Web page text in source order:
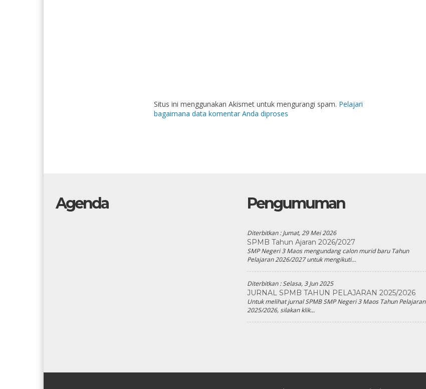
Situs ini menggunakan Akismet untuk mengurangi spam. Pelajari
bagaimana data komentar Anda diproses
Agenda Pengumuman
Diterbitkan :Jumat, 29 Mei 2026
SPMB Tahun Ajaran 2026/2027
SMP Negeri 3 Maos mengundang calon murid baru Tahun
Pelajaran 2026/2027 untuk mengikuti...
Diterbitkan :Selasa, 3 Jun 2025
JURNAL SPMB TAHUN PELAJARAN 2025/2026
Untuk melihat jurnal SPMB SMP Negeri 3 Maos Tahun Pelajaran
2025/2026, silakan klik...